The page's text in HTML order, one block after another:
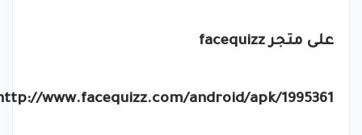
على متجرfacequizz
www.facequizz.com/android/apk/1995361